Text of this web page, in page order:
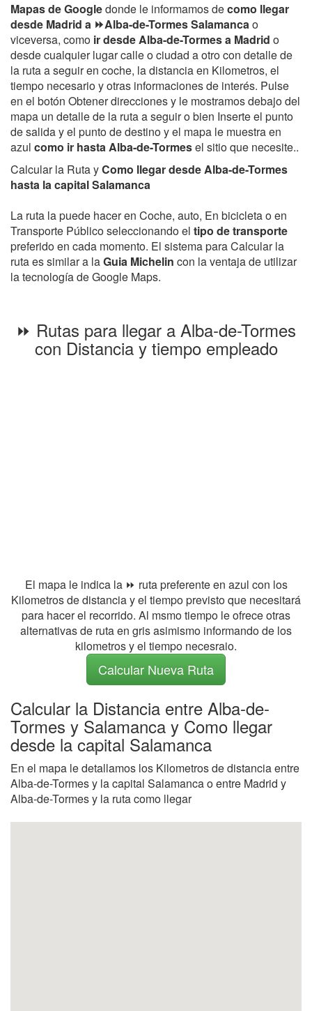
Mapas de Googledonde le informamos decomo llegar
desde Madrid a ⏩Alba-de-Tormes Salamancao
viceversa, como ir desde Alba-de-Tormes a Madrid o
desde cualquier lugar calle o ciudad a otro con detalle de
la ruta a seguir en coche, la distancia en Kilometros, el
tiempo necesario y otras informaciones de interés. Pulse
en el botón Obtener direcciones y le mostramos debajo del
mapa un detalle de la ruta a seguir o bien Inserte el punto
de salida y el punto de destino y el mapa le muestra en
azul como ir hasta Alba-de-Tormesel sitio que necesite..
Calcular la Ruta yComo llegar desde Alba-de-Tormes
hasta la capital Salamanca
La ruta la puede hacer en Coche, auto, En bicicleta o en
Transporte Público seleccionando el tipo de transporte
preferido en cada momento. El sistema para Calcular la
ruta es similar a laGuia Michelin con la ventaja de utilizar
la tecnología de Google Maps.
⏩ Rutas para llegar a Alba-de-Tormes
con Distancia y tiempo empleado
El mapa le indica la ⏩ ruta preferente en azul con los
Kilometros de distancia y el tiempo previsto que necesitará
para hacer el recorrido. Al msmo tiempo le ofrece otras
alternativas de ruta en gris asimismo informando de los
kilometros y el tiempo necesraio.
Calcular Nueva Ruta
Calcular la Distancia entre Alba-de-
Tormes y Salamanca y Como llegar
desde la capital Salamanca
En el mapa le detallamos los Kilometros de distancia entre
Alba-de-Tormes y la capital Salamanca o entre Madrid y
Alba-de-Tormes y la ruta como llegar